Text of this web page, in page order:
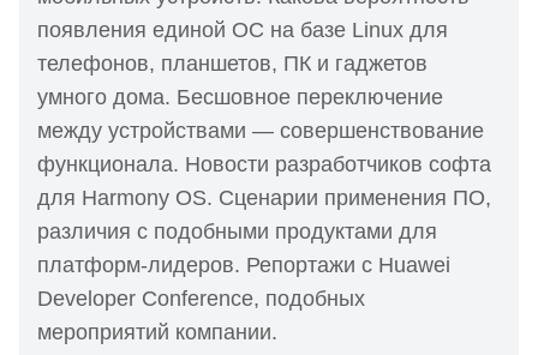
появления единой ОС на базе Linux для
телефонов, планшетов, ПК и гаджетов
умного дома. Бесшовное переключение
между устройствами — совершенствование
функционала. Новости разработчиков софта
для Harmony OS. Сценарии применения ПО,
различия с подобными продуктами для
платформ-лидеров. Репортажи с Huawei
Developer Conference, подобных
мероприятий компании.